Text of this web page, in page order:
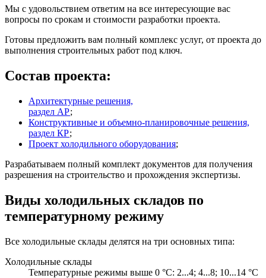
Мы с удовольствием ответим на все интересующие вас
вопросы по срокам и стоимости разработки проекта.
Готовы предложить вам полный комплекс услуг, от проекта до
выполнения строительных работ под ключ.
Состав проекта:
Архитектурные решения,
раздел АР;
Конструктивные и объемно-планировочные решения,
раздел КР;
Проект холодильного оборудования;
Разрабатываем полный комплект документов для получения
разрешения на строительство и прохождения экспертизы.
Виды холодильных складов по
температурному режиму
Все холодильные склады делятся на три основных типа:
Холодильные склады
Температурные режимы выше 0 °С: 2...4; 4...8; 10...14 °С